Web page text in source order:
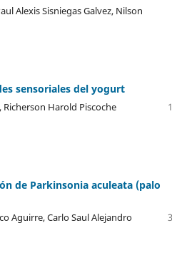
Alexis Sisniegas Galvez, Nilson
sensoriales del yogurt
Harold Piscoche
de Parkinsonia aculeata (palo
Aguirre, Carlo Saul Alejandro